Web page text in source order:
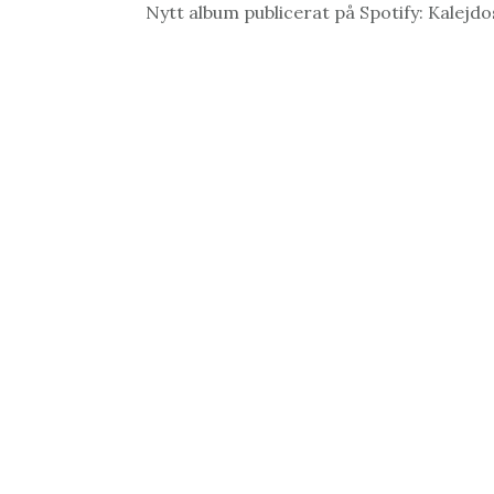
Nytt album publicerat på Spotify: